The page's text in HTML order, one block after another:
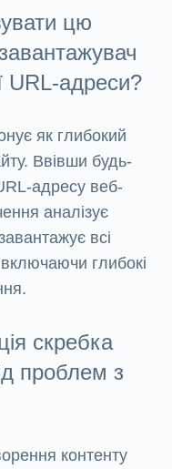
цю
URL-адреси?
як глибокий
Ввівши будь-
адресу веб-
аналізує
всі
включаючи глибокі
скребка
проблем з
контенту